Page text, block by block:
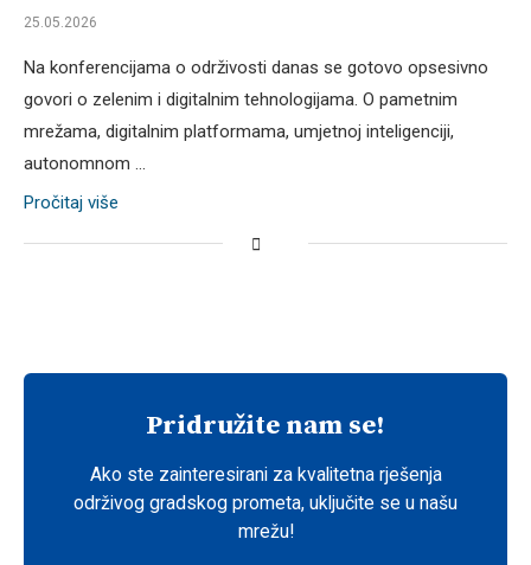
25.05.2026
Na konferencijama o održivosti danas se gotovo opsesivno
govori o zelenim i digitalnim tehnologijama. O pametnim
mrežama, digitalnim platformama, umjetnoj inteligenciji,
autonomnom …
Pročitaj više
Pridružite nam se!
Ako ste zainteresirani za kvalitetna rješenja
održivog gradskog prometa, uključite se u našu
mrežu!